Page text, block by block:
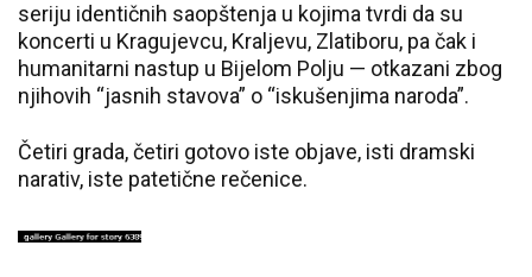
seriju identičnih saopštenja u kojima tvrdi da su
koncerti u Kragujevcu, Kraljevu, Zlatiboru, pa čak i
humanitarni nastup u Bijelom Polju — otkazani zbog
njihovih “jasnih stavova” o “iskušenjima naroda”.
Četiri grada, četiri gotovo iste objave, isti dramski
narativ, iste patetične rečenice.